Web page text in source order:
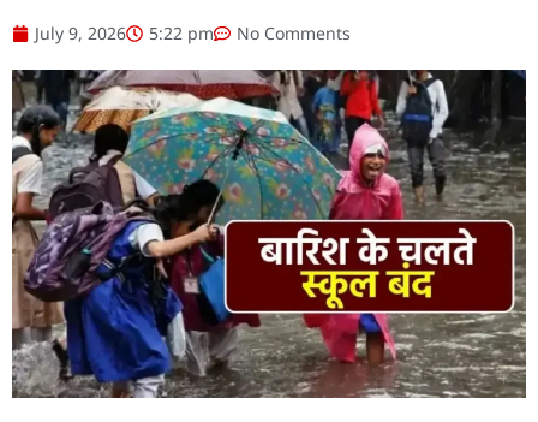
July 9, 2026 5:22 pm No Comments